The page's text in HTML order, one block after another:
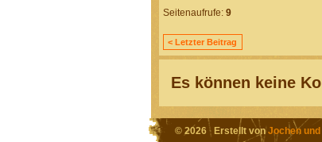
Seitenaufrufe: 9
< Letzter Beitrag
Es können keine
© 2026 Erstellt vonJochen